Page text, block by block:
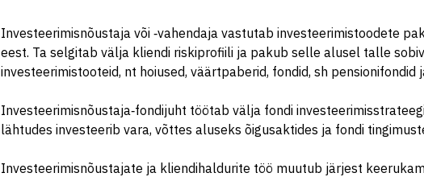
Investeerimisnõustaja või ‑vahendaja vastutab investeerimistoodete
eest. Ta selgitab välja kliendi riskiprofiili ja pakub selle alusel talle
investeerimistooteid, nt hoiused, väärtpaberid, fondid, sh pensionifondid
Investeerimisnõustaja‑fondijuht töötab välja fondi
lähtudes investeerib vara, võttes aluseks õigusaktides ja fondi
Investeerimisnõustajate ja kliendihaldurite töö muutub järjest